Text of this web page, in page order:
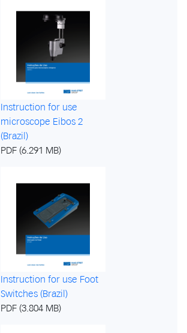
Instruction for use
microscope Eibos 2
(Brazil)
PDF (6.291 MB)
Instruction for use Foot
Switches (Brazil)
PDF (3.804 MB)